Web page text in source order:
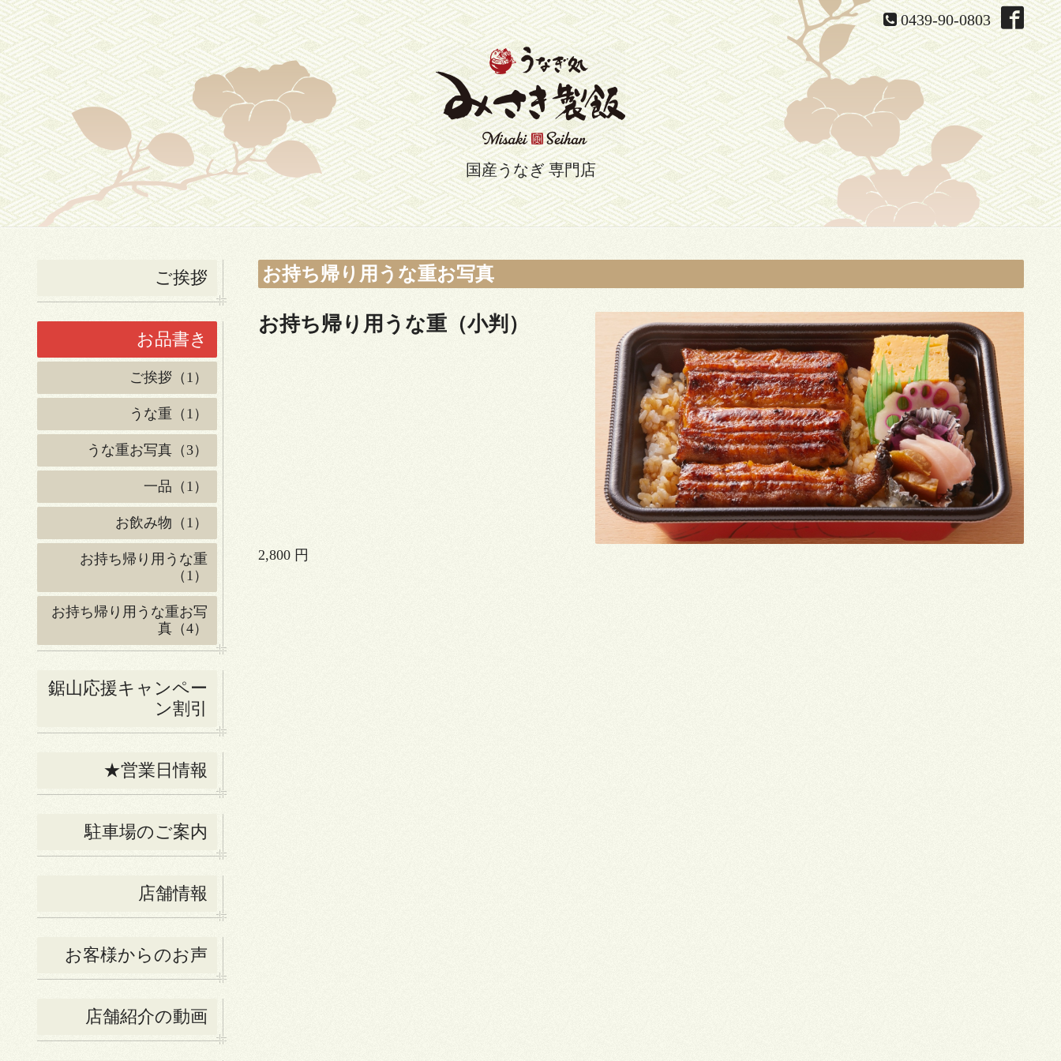
0439-90-0803
国産うなぎ 専門店
ご挨拶
お品書き
ご挨拶（1）
うな重（1）
うな重お写真（3）
一品（1）
お飲み物（1）
お持ち帰り用うな重
（1）
お持ち帰り用うな重お写
真（4）
鋸山応援キャンペー
ン割引
★営業日情報
駐車場のご案内
店舗情報
お客様からのお声
店舗紹介の動画
お持ち帰り用うな重お写真
お持ち帰り用うな重（小判）
2,800 円